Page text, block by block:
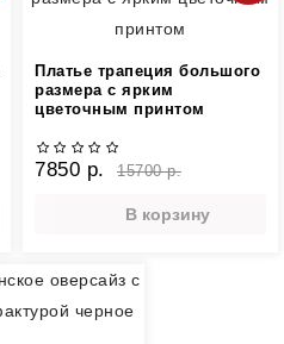
Платье трапеция большого
размера с ярким
цветочным принтом
7850 р. 15700 р.
В корзину